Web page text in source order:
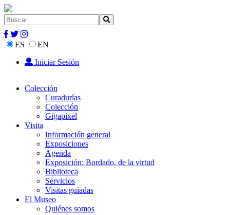
ES
EN
Iniciar Sesión
Colección
Curadurías
Colección
Gigapixel
Visita
Información general
Exposiciones
Agenda
Exposición: Bordado, de la virtud
Biblioteca
Servicios
Visitas guiadas
El Museo
Quiénes somos